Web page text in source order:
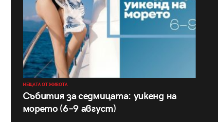
НЕЩАТА ОТ ЖИВОТА
Събития за седмицата: уикенд на
морето (6–9 август)